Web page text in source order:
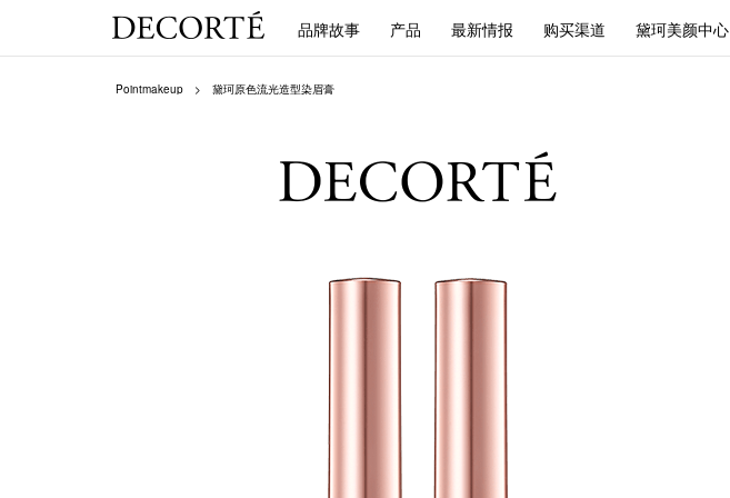
品牌故事 产品 最新情报 购买渠道 黛珂美颜中心
Pointmakeup 黛珂原色流光造型染眉膏